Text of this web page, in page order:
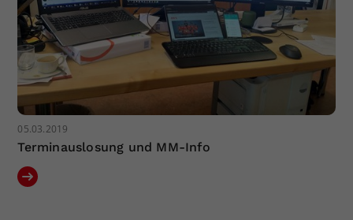
05.03.2019
Terminauslosung und MM-Info